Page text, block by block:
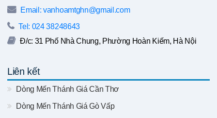
Email: vanhoamtghn@gmail.com
Tel: 024 38248643
Đ/c: 31 Phố Nhà Chung, Phường Hoàn Kiếm, Hà Nội
Liên kết
Dòng Mến Thánh Giá Cần Thơ
Dòng Mến Thánh Giá Gò Vấp